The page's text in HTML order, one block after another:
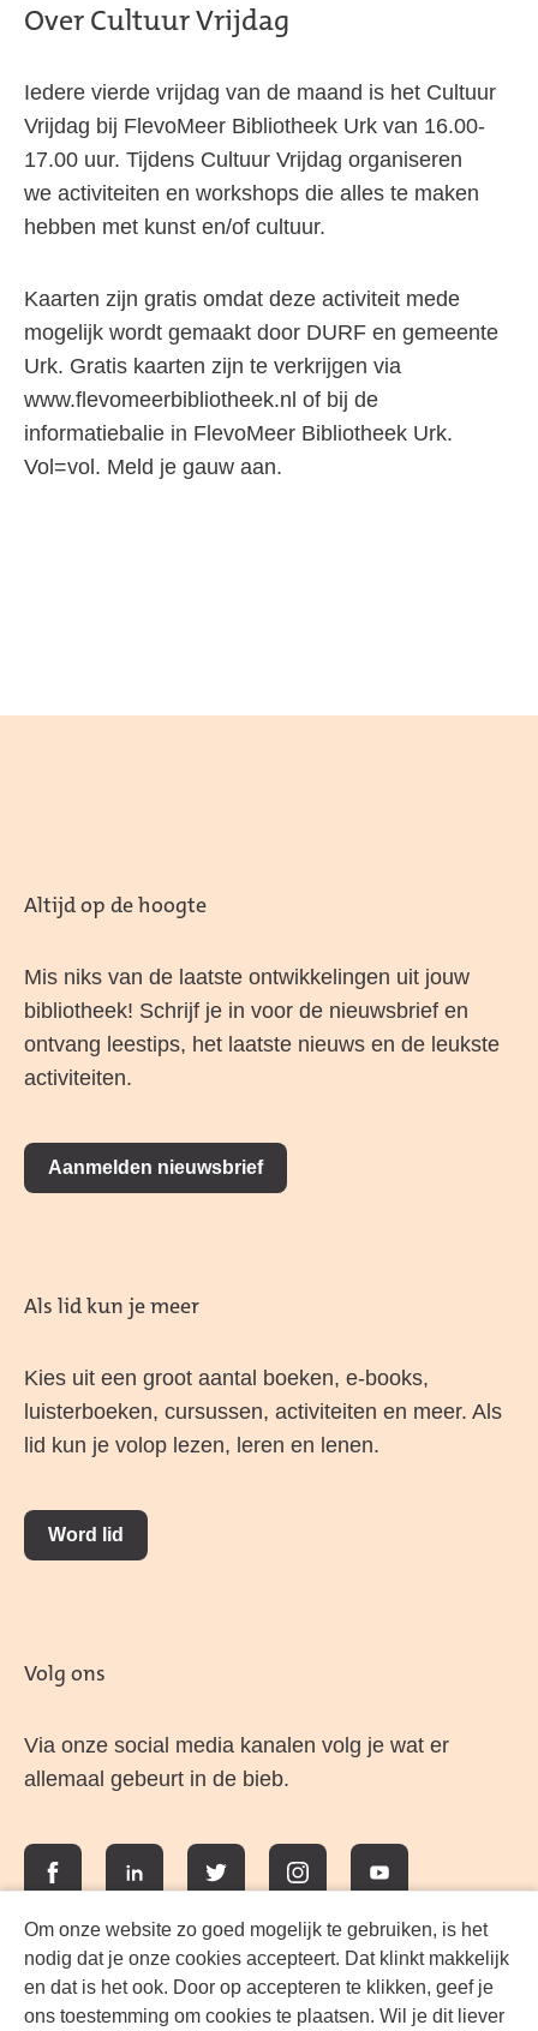
Om onze website zo goed mogelijk te gebruiken, is het
nodig dat je onze cookies accepteert. Dat klinkt makkelijk
en dat is het ook. Door op accepteren te klikken, geef je
ons toestemming om cookies te plaatsen. Wil je dit liever
Over Cultuur Vrijdag
Iedere vierde vrijdag van de maand is het Cultuur
Vrijdag bij FlevoMeer Bibliotheek Urk van 16.00-
17.00 uur. Tijdens Cultuur Vrijdag organiseren
we activiteiten en workshops die alles te maken
hebben met kunst en/of cultuur.
Kaarten zijn gratis omdat deze activiteit mede
mogelijk wordt gemaakt door DURF en gemeente
Urk. Gratis kaarten zijn te verkrijgen via
www.flevomeerbibliotheek.nl of bij de
informatiebalie in FlevoMeer Bibliotheek Urk.
Vol=vol. Meld je gauw aan.
Altijd op de hoogte
Mis niks van de laatste ontwikkelingen uit jouw
bibliotheek! Schrijf je in voor de nieuwsbrief en
ontvang leestips, het laatste nieuws en de leukste
activiteiten.
Aanmelden nieuwsbrief
Als lid kun je meer
Kies uit een groot aantal boeken, e-books,
luisterboeken, cursussen, activiteiten en meer. Als
lid kun je volop lezen, leren en lenen.
Word lid
Volg ons
Via onze social media kanalen volg je wat er
allemaal gebeurt in de bieb.
FacebookLinkedIn Twitter InstagramYouTube